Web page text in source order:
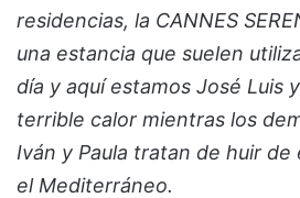
residencias, la CANNES
una estancia que suelen
día y aquí estamos José Luis
terrible calor mientras los
Iván y Paula tratan de huir
el Mediterráneo.